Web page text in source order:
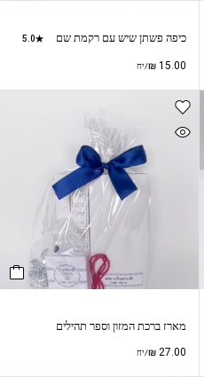
כיפה פשתן שיש עם רקמת שם 5.0
₪15.00 /יח
מארז ברכת המזון וספר תהילים
₪27.00 /יח